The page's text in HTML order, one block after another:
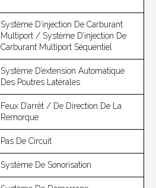
Système D’injection De Carburant
Multiport / Système D’injection De
Carburant Multiport Séquentiel
Système D’extension Automatique
Des Poutres Latérales
Feux D’arrêt / De Direction De La
Remorque
Pas De Circuit
Système De Sonorisation